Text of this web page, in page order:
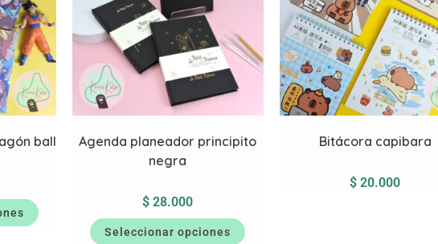
ball
Agenda planeador principito
negra
$ 28.000
Seleccionar opciones
Bitácora capibara
$ 20.000